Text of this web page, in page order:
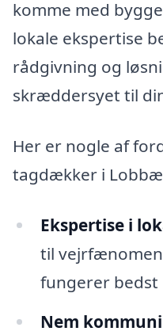
komme med
lokale ekspertise
rådgivning og
skræddersyet til
Her er nogle af
tagdækker i
Ekspertise i
til
fungerer bedst
Nem